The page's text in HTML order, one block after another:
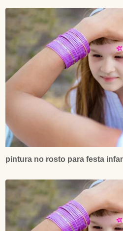
pintura no rosto para festa